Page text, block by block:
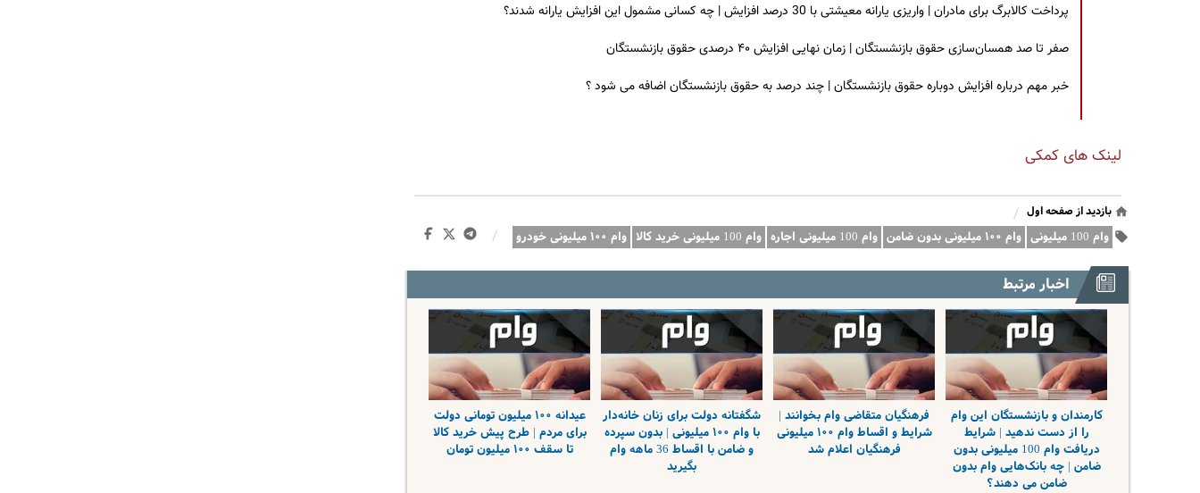
پرداخت کالابرگ برای مادران | واریزی یارانه معیشتی با 30 درصد افزایش | چه کسانی مشمول این افزایش یارانه شدند؟
صفر تا صد همسان‌سازی حقوق بازنشستگان | زمان نهایی افزایش ۴۰ درصدی حقوق بازنشستگان
خبر مهم درباره افزایش دوباره حقوق بازنشستگان | چند درصد به حقوق بازنشستگان اضافه می شود ؟
لینک های کمکی
بازدید از صفحه اول /
وام 100 میلیونی وام ۱۰۰ میلیونی بدون ضامن وام 100 میلیونی اجاره وام 100 میلیونی خرید کالا وام ۱۰۰ میلیونی خودرو /
اخبار مرتبط
کارمندان و بازنشستگان این وام
را از دست ندهید | شرایط
دریافت وام 100 میلیونی بدون
ضامن | چه بانک‌هایی وام بدون
ضامن می دهند؟
فرهنگیان متقاضی وام بخوانند |
شرایط و اقساط وام ۱۰۰ میلیونی
فرهنگیان اعلام شد
شگفتانه دولت برای زنان خانه‌دار
با وام ۱۰۰ میلیونی | بدون سپرده
و ضامن با اقساط 36 ماهه وام
بگیرید
عیدانه ۱۰۰ میلیون تومانی دولت
برای مردم | طرح پیش خرید کالا
تا سقف ۱۰۰ میلیون تومان